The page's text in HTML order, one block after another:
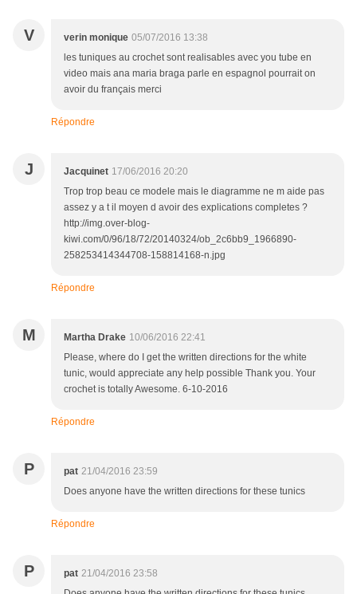
V verin monique 05/07/2016 13:38
les tuniques au crochet sont realisables avec you tube en
video mais ana maria braga parle en espagnol pourrait on
avoir du français merci
Répondre
J Jacquinet 17/06/2016 20:20
Trop trop beau ce modele mais le diagramme ne m aide pas
assez y a t il moyen d avoir des explications completes ?
http://img.over-blog-
kiwi.com/0/96/18/72/20140324/ob_2c6bb9_1966890-
258253414344708-158814168-n.jpg
Répondre
M Martha Drake 10/06/2016 22:41
Please, where do I get the written directions for the white
tunic, would appreciate any help possible Thank you. Your
crochet is totally Awesome. 6-10-2016
Répondre
P pat 21/04/2016 23:59
Does anyone have the written directions for these tunics
Répondre
P pat 21/04/2016 23:58